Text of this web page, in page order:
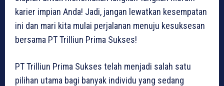
karier impian Anda! Jadi, jangan lewatkan kesempatan
ini dan mari kita mulai perjalanan menuju kesuksesan
bersama PT Trilliun Prima Sukses!
PT Trilliun Prima Sukses telah menjadi salah satu
pilihan utama bagi banyak individu yang sedang